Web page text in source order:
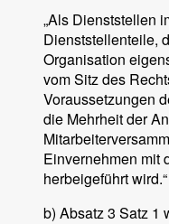
„Als Dienststellen
Dienststellenteile,
Organisation
vom Sitz des
Voraussetzungen
die Mehrheit der
Einvernehmen mit
herbeigeführt wird.“
b) Absatz 3 Satz 1